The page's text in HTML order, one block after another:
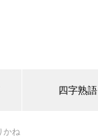
四字熟語
かね